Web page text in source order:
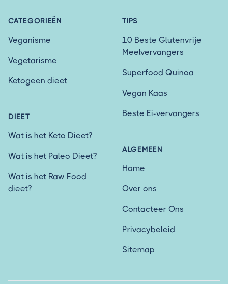
CATEGORIEËN
Veganisme
Vegetarisme
Ketogeen dieet
DIEET
Wat is het Keto Dieet?
Wat is het Paleo Dieet?
Wat is het Raw Food
dieet?
TIPS
10 Beste Glutenvrije
Meelvervangers
Superfood Quinoa
Vegan Kaas
Beste Ei-vervangers
ALGEMEEN
Home
Over ons
Contacteer Ons
Privacybeleid
Sitemap